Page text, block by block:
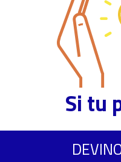
Si tu